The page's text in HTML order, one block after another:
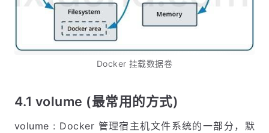
Docker 挂载数据卷
4.1 volume (最常用的方式)
volume : Docker 管理宿主机文件系统的一部分，默